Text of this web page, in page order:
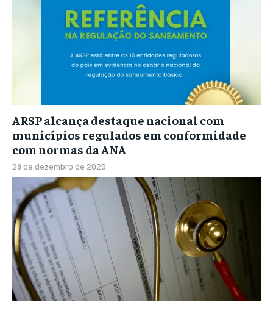
ARSP alcança destaque nacional com
municípios regulados em conformidade
com normas da ANA
29 de dezembro de 2025